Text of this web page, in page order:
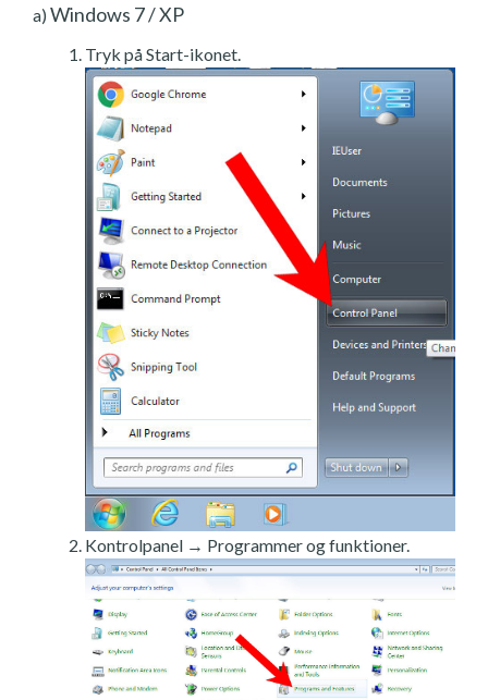
a) Windows 7 / XP
Tryk på Start-ikonet.
Kontrolpanel → Programmer og funktioner.